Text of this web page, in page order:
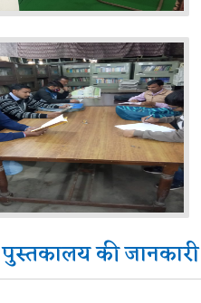
पुस्तकालय की जानकारी